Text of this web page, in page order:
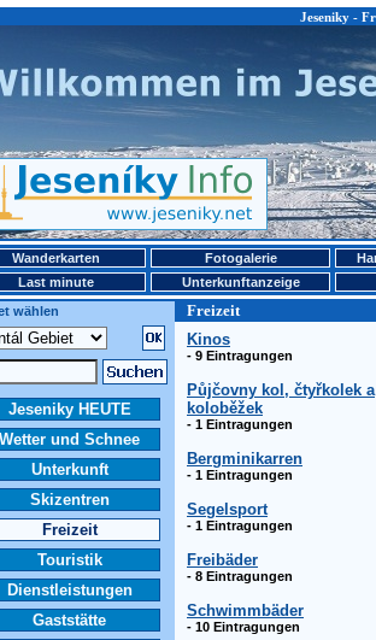
Jeseniky -
Wanderkarten Fotogalerie
Last minute
Unterkunftanzeige
wählen
Freizeit
Jeseniky HEUTE
Wetter und Schnee
Unterkunft
Skizentren
Freizeit
Touristik
Dienstleistungen
Gaststätte
Kinos
- 9 Eintragungen
Půjčovny kol, čtyřkolek a
koloběžek
- 1 Eintragungen
Bergminikarren
- 1 Eintragungen
Segelsport
- 1 Eintragungen
Freibäder
- 8 Eintragungen
Schwimmbäder
- 10 Eintragungen